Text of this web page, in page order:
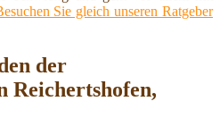
Sie gleich unseren Ratgeber
der
Reichertshofen,